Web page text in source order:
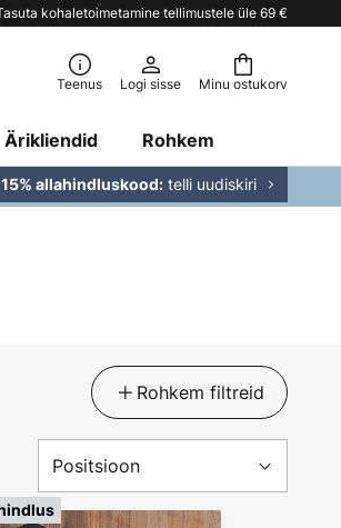
kohaletoimetamine tellimustele üle 69 €
Minu ostukorv
Teenus Logi sisse
Ärikliendid Rohkem
15% allahindluskood: telli uudiskiri
Rohkem filtreid